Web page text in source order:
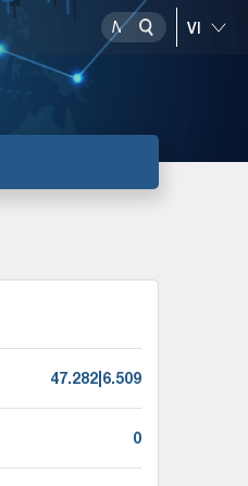
47.282|6.509
0